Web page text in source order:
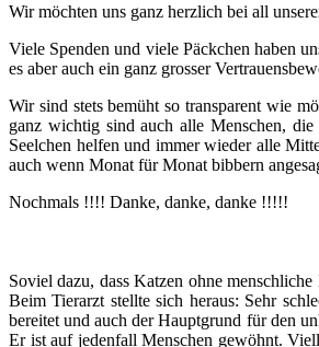
Wir möchten uns ganz herzlich bei all
Viele Spenden und viele Päckchen haben
es aber auch ein ganz grosser
Wir sind stets bemüht so transparent wie
ganz wichtig sind auch alle Menschen,
Seelchen helfen und immer wieder alle
auch wenn Monat für Monat bibbern
Nochmals !!!! Danke, danke, danke !!!!!
Soviel dazu, dass Katzen ohne
Beim Tierarzt stellte sich heraus: Sehr
bereitet und auch der Hauptgrund für den
Er ist auf jedenfall Menschen gewöhnt.